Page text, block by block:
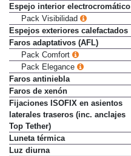
Espejo interior electrocromático
Pack Visibilidad
Espejos exteriores calefactados
Faros adaptativos (AFL)
Pack Comfort
Pack Elegance
Faros antiniebla
Faros de xenón
Fijaciones ISOFIX en asientos
laterales traseros (inc. anclajes
Top Tether)
Luneta térmica
Luz diurna